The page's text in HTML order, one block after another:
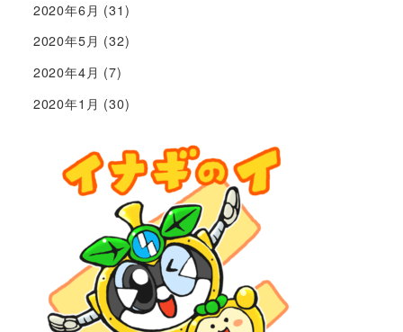
2020年6月 (31)
2020年5月 (32)
2020年4月 (7)
2020年1月 (30)